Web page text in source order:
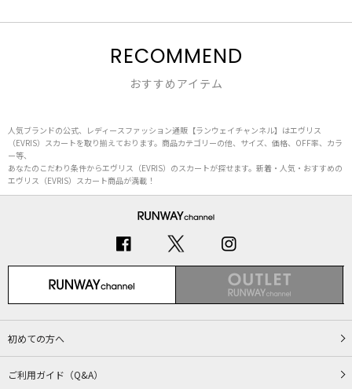
RECOMMEND
おすすめアイテム
人気ブランドの公式、レディースファッション通販【ランウェイチャンネル】はエヴリス
（EVRIS）スカートを取り揃えております。商品カテゴリーの他、サイズ、価格、OFF率、カラ
ー等、
あなたのこだわり条件からエヴリス（EVRIS）のスカートが探せます。新着・人気・おすすめの
エヴリス（EVRIS）スカート商品が満載！
初めての方へ
ご利用ガイド（Q&A）